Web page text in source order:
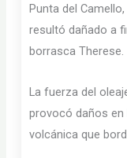
Punta del
resultó dañado a
borrasca Therese.
La fuerza del
provocó daños en
volcánica que